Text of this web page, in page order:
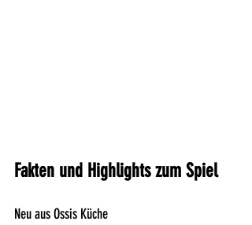
Fakten und Highlights zum Spiel
Neu aus Ossis Küche